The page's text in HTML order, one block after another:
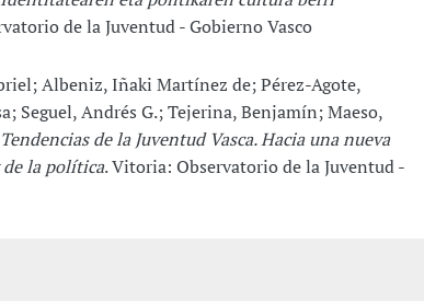
de la Juventud - Gobierno Vasco
Albeniz, Iñaki Martínez de; Pérez-Agote,
Seguel, Andrés G.; Tejerina, Benjamín; Maeso,
Tendencias de la Juventud Vasca. Hacia una nueva
la política. Vitoria: Observatorio de la Juventud -